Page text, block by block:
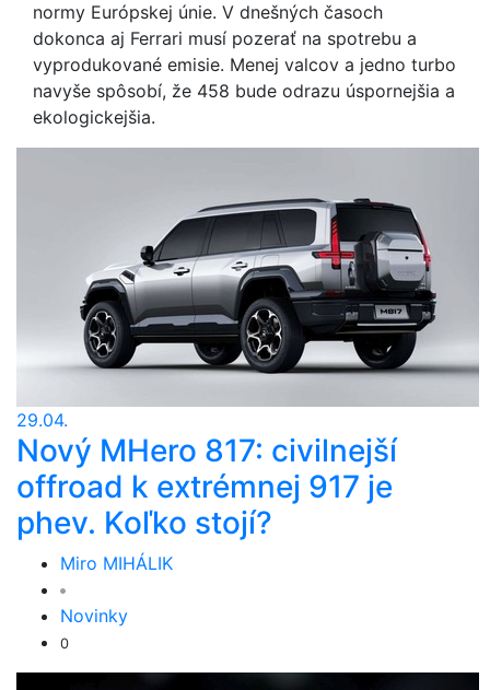
normy Európskej únie. V dnešných časoch
dokonca aj Ferrari musí pozerať na spotrebu a
vyprodukované emisie. Menej valcov a jedno turbo
navyše spôsobí, že 458 bude odrazu úspornejšia a
ekologickejšia.
29.04.
Nový MHero 817: civilnejší
offroad k extrémnej 917 je
phev. Koľko stojí?
Miro MIHÁLIK
Novinky
0